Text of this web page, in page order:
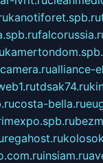
kanotiforet.spb.ru
alliance-
tdsak74.ru
costa-bella.ru
regahost.ru
insiam.ru